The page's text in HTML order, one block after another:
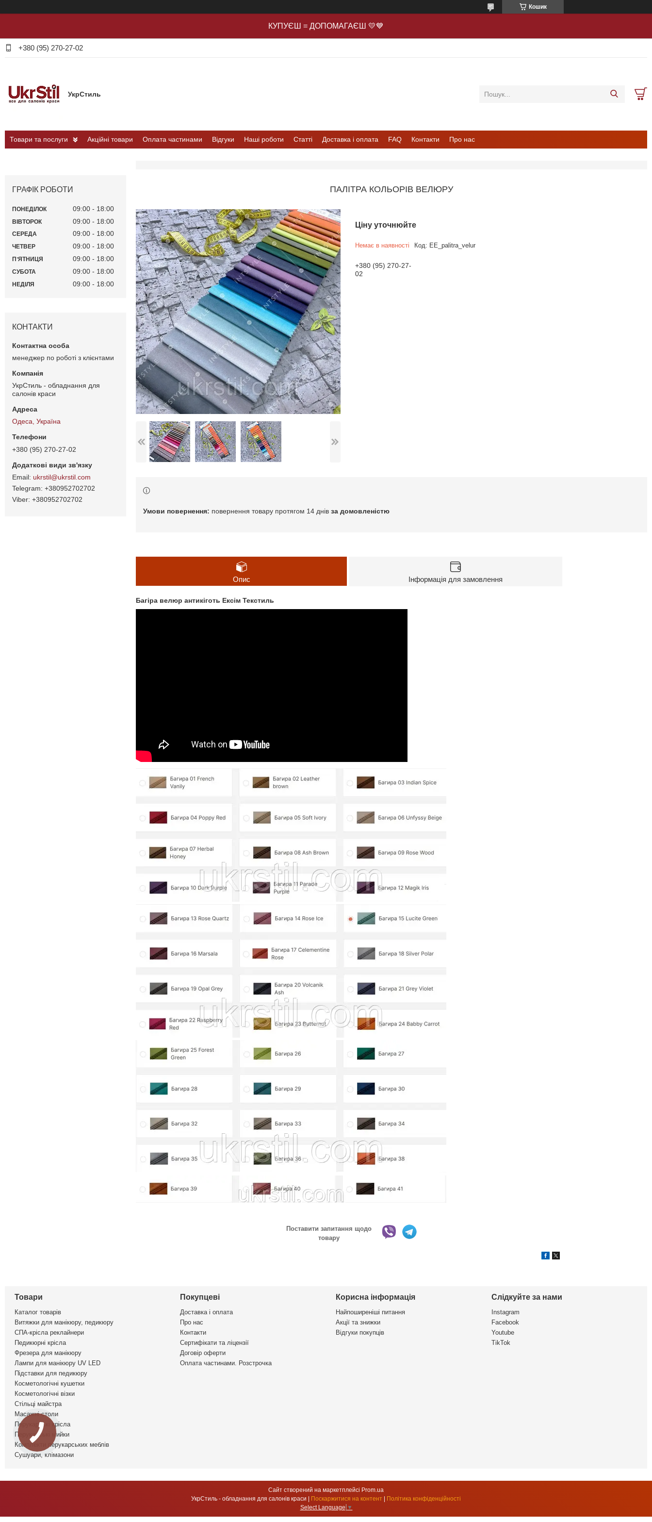
Кошик
КУПУЄШ = ДОПОМАГАЄШ 💛💙
+380 (95) 270-27-02
УкрСтиль
Товари та послуги Акційні товари Оплата частинами Відгуки Наші роботи Статті Доставка і оплата FAQ Контакти Про нас
ПАЛІТРА КОЛЬОРІВ ВЕЛЮРУ
Ціну уточнюйте
Немає в наявності Код: EE_palitra_velur
+380 (95) 270-27-
02
повернення товару протягом 14 днів за домовленістю
Опис Інформація для замовлення
Багіра велюр антикіготь Ексім Текстиль
Поставити запитання щодо
товару
ГРАФІК РОБОТИ
ПОНЕДІЛОК 09:00 18:00
ВІВТОРОК 09:00 18:00
СЕРЕДА 09:00 18:00
ЧЕТВЕР 09:00 18:00
ПʼЯТНИЦЯ 09:00 18:00
СУБОТА 09:00 18:00
НЕДІЛЯ 09:00 18:00
КОНТАКТИ
менеджер по роботі з клієнтами
УкрСтиль - обладнання для
салонів краси
Одеса, Україна
+380 (95) 270-27-02
ukrstil@ukrstil.com
+380952702702
+380952702702
Товари
Каталог товарів
Витяжки для манікюру, педикюру
СПА-крісла реклайнери
Педикюрні крісла
Фрезера для манікюру
Лампи для манікюру UV LED
Підставки для педикюру
Косметологічні кушетки
Косметологічні візки
Стільці майстра
Масажні столи
Перукарські крісла
Перукарські мийки
Комплекти перукарських меблів
Сушуари, клімазони
Покупцеві
Доставка і оплата
Про нас
Контакти
Сертифікати та ліцензії
Договір оферти
Оплата частинами. Розстрочка
Корисна інформація
Найпоширеніші питання
Акції та знижки
Відгуки покупців
Слідкуйте за нами
Instagram
Facebook
Youtube
TikTok
Сайт створений на маркетплейсі Prom.ua
УкрСтиль - обладнання для салонів краси | Поскаржитися на контент | Політика конфіденційності
Select Language ▼